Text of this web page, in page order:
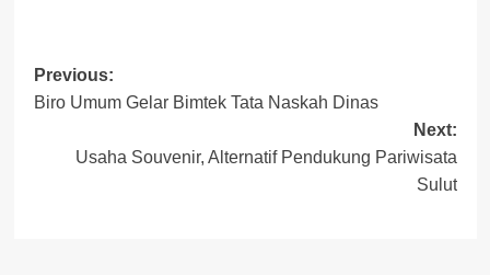
Post
navigation
Previous:
Biro Umum Gelar Bimtek Tata Naskah Dinas
Next:
Usaha Souvenir, Alternatif Pendukung Pariwisata
Sulut